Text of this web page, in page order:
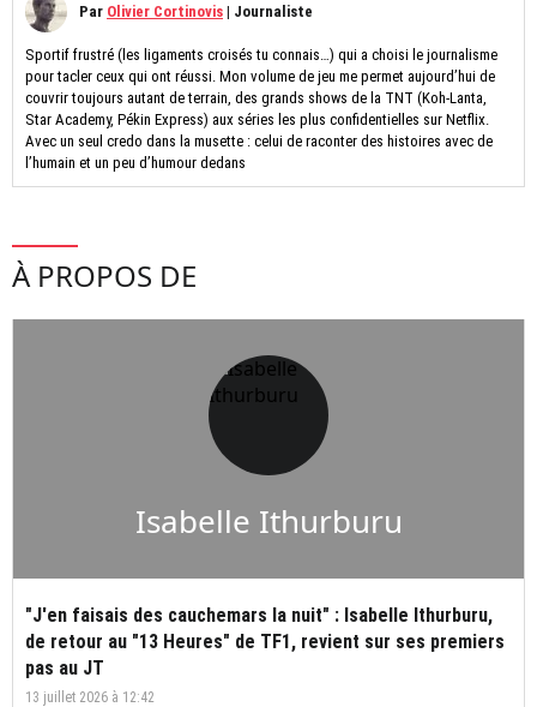
Par Olivier Cortinovis | Journaliste
Sportif frustré (les ligaments croisés tu connais…) qui a choisi le journalisme
pour tacler ceux qui ont réussi. Mon volume de jeu me permet aujourd’hui de
couvrir toujours autant de terrain, des grands shows de la TNT (Koh-Lanta,
Star Academy, Pékin Express) aux séries les plus confidentielles sur Netflix.
Avec un seul credo dans la musette : celui de raconter des histoires avec de
l’humain et un peu d’humour dedans
À PROPOS DE
Isabelle Ithurburu
"J'en faisais des cauchemars la nuit" : Isabelle Ithurburu,
de retour au "13 Heures" de TF1, revient sur ses premiers
pas au JT
13 juillet 2026 à 12:42